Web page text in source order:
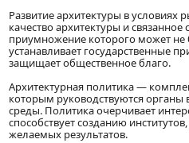
Развитие архитектуры в
качество архитектуры и
приумножение которого может не
устанавливает государственные
защищает общественное благо.
Архитектурная политика —
которым руководствуются органы
среды. Политика очерчивает
способствует созданию
желаемых результатов.